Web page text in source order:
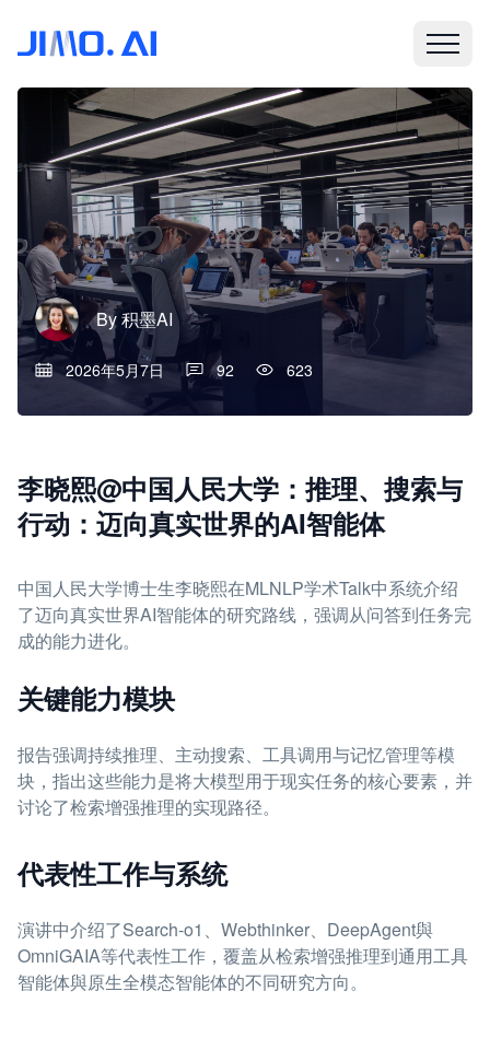
By积墨AI
2026年5月7日 92 623
李晓熙@中国人民大学：推理、搜索与
行动：迈向真实世界的AI智能体
中国人民大学博士生李晓熙在MLNLP学术Talk中系统介绍
了迈向真实世界AI智能体的研究路线，强调从问答到任务完
成的能力进化。
关键能力模块
报告强调持续推理、主动搜索、工具调用与记忆管理等模
块，指出这些能力是将大模型用于现实任务的核心要素，并
讨论了检索增强推理的实现路径。
代表性工作与系统
演讲中介绍了Search-o1、Webthinker、DeepAgent與
OmniGAIA等代表性工作，覆盖从检索增强推理到通用工具
智能体與原生全模态智能体的不同研究方向。